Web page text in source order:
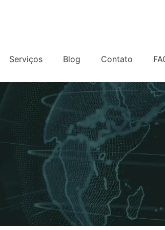
Serviços Blog Contato